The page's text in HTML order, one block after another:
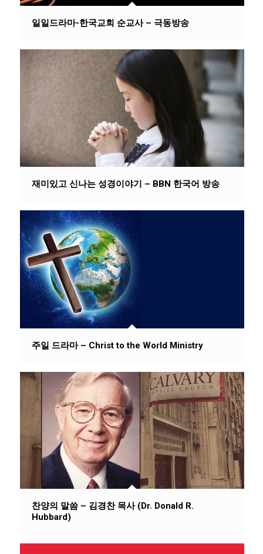
일일드라마-한국교회 순교사 – 극동방송
재미있고 신나는 성경이야기 – BBN 한국어 방송
주일 드라마 – Christ to the World Ministry
찬양의 말씀 – 김경찬 목사 (Dr. Donald R.
Hubbard)